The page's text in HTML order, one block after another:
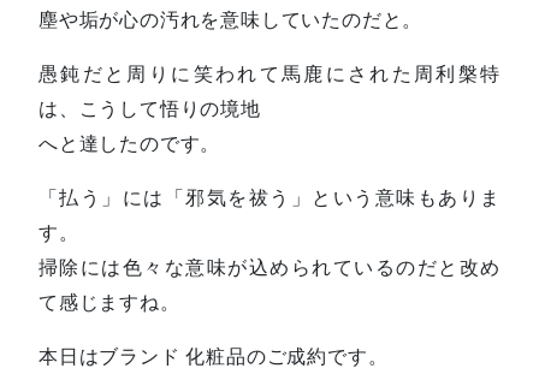
塵や垢が心の汚れを意味していたのだと。
愚鈍だと周りに笑われて馬鹿にされた周利槃特
は、こうして悟りの境地
へと達したのです。
「払う」には「邪気を祓う」という意味もありま
す。
掃除には色々な意味が込められているのだと改め
て感じますね。
本日はブランド 化粧品のご成約です。